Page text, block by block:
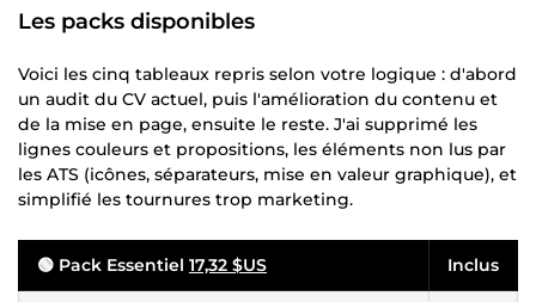
Les packs disponibles
Voici les cinq tableaux repris selon votre logique : d'abord
un audit du CV actuel, puis l'amélioration du contenu et
de la mise en page, ensuite le reste. J'ai supprimé les
lignes couleurs et propositions, les éléments non lus par
les ATS (icônes, séparateurs, mise en valeur graphique), et
simplifié les tournures trop marketing.
🟢 Pack Essentiel 17,32 $US Inclus